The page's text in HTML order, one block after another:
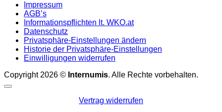
Impressum
AGB’s
Informationspflichten lt. WKO.at
Datenschutz
Privatsphäre-Einstellungen ändern
Historie der Privatsphäre-Einstellungen
Einwilligungen widerrufen
Copyright 2026 © Internumis. Alle Rechte vorbehalten.
Vertrag widerrufen